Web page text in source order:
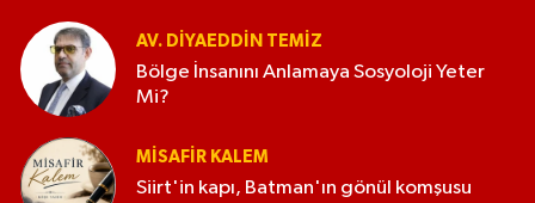
AV. DIYAEDDIN TEMIZ
Bölge İnsanını Anlamaya Sosyoloji Yeter
Mi?
MISAFIR KALEM
Siirt'in kapı, Batman'ın gönül komşusu